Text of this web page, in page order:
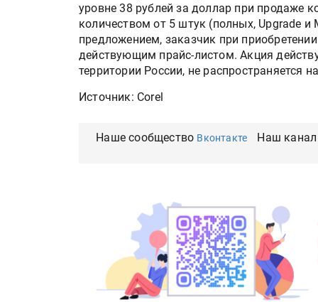
уровне 38 рублей за доллар при продаже
количеством от 5 штук (полных, Upgrade
предложением, заказчик при
действующим прайс-листом. Акция
территории России, не распространяется
Источник: Corel
Наше сообщество Вконтакте Наш канал